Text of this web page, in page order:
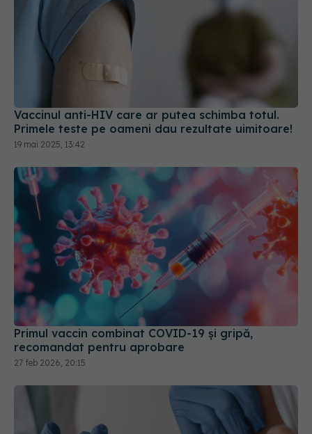
Vaccinul anti-HIV care ar putea schimba totul.
Primele teste pe oameni dau rezultate uimitoare!
19 mai 2025, 13:42
Primul vaccin combinat COVID-19 și gripă,
recomandat pentru aprobare
27 feb 2026, 20:15